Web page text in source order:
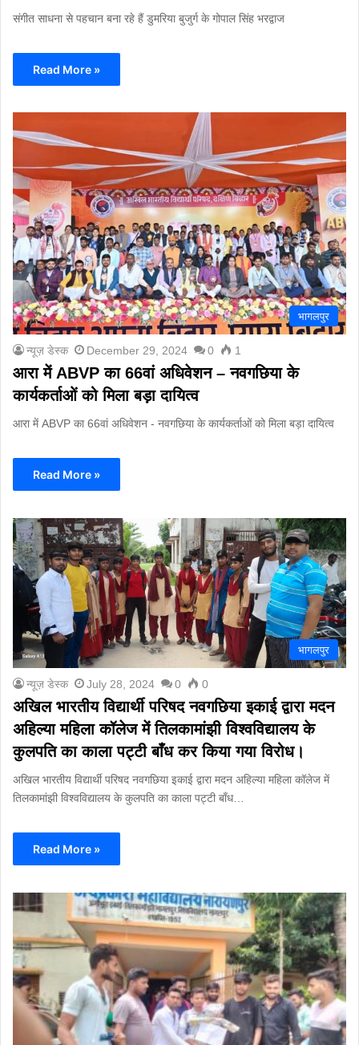
संगीत साधना से पहचान बना रहे हैं डुमरिया बुजुर्ग के गोपाल सिंह भरद्वाज
Read More »
भागलपुर
न्यूज़ डेस्क December 29, 2024 0 1
आरा में ABVP का 66वां अधिवेशन – नवगछिया के
कार्यकर्ताओं को मिला बड़ा दायित्व
आरा में ABVP का 66वां अधिवेशन - नवगछिया के कार्यकर्ताओं को मिला बड़ा दायित्व
Read More »
भागलपुर
न्यूज़ डेस्क July 28, 2024 0 0
अखिल भारतीय विद्यार्थी परिषद नवगछिया इकाई द्वारा मदन
अहिल्या महिला कॉलेज में तिलकामांझी विश्वविद्यालय के
कुलपति का काला पट्टी बाँध कर किया गया विरोध।
अखिल भारतीय विद्यार्थी परिषद नवगछिया इकाई द्वारा मदन अहिल्या महिला कॉलेज में
तिलकामांझी विश्वविद्यालय के कुलपति का काला पट्टी बाँध…
Read More »